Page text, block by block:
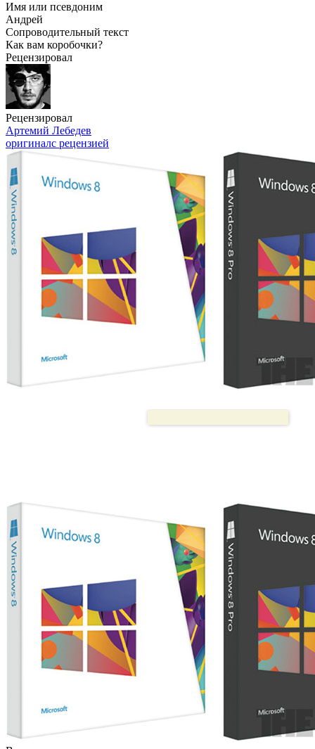
Имя или псевдоним
Андрей
Сопроводительный текст
Как вам коробочки?
Рецензировал
Рецензировал
Артемий Лебедев
оригиналс рецензией